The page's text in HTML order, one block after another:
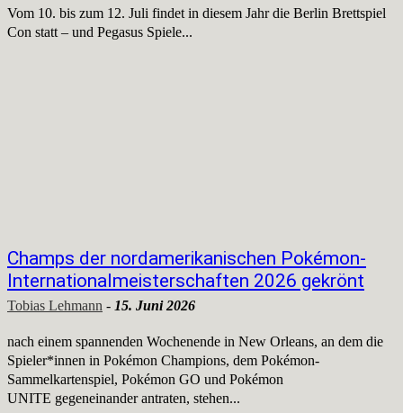
Vom 10. bis zum 12. Juli findet in diesem Jahr die Berlin Brettspiel
Con statt – und Pegasus Spiele...
Champs der nordamerikanischen Pokémon-
Internationalmeisterschaften 2026 gekrönt
Tobias Lehmann - 15. Juni 2026
nach einem spannenden Wochenende in New Orleans, an dem die
Spieler*innen in Pokémon Champions, dem Pokémon-
Sammelkartenspiel, Pokémon GO und Pokémon
UNITE gegeneinander antraten, stehen...